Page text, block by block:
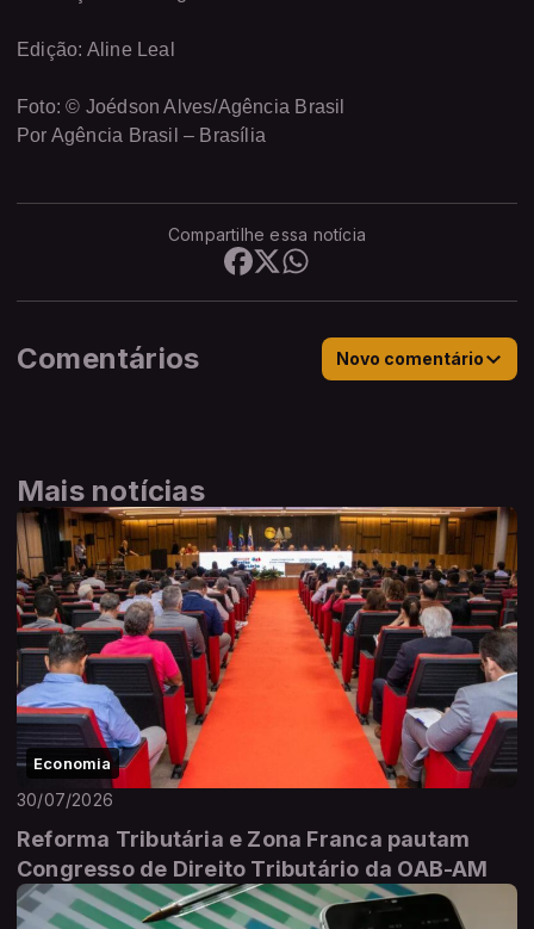
Edição: Aline Leal
Foto: © Joédson Alves/Agência Brasil
Por Agência Brasil – Brasília
Compartilhe essa notícia
Comentários Novo comentário
Mais notícias
Economia
30/07/2026
Reforma Tributária e Zona Franca pautam
Congresso de Direito Tributário da OAB-AM